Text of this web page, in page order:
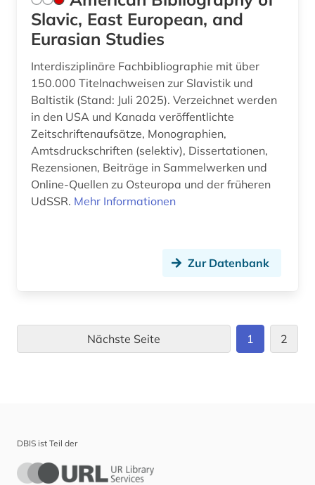
Slavic, East European, and
Eurasian Studies
Interdisziplinäre Fachbibliographie mit über
150.000 Titelnachweisen zur Slavistik und
Baltistik (Stand: Juli 2025). Verzeichnet werden
in den USA und Kanada veröffentlichte
Zeitschriftenaufsätze, Monographien,
Amtsdruckschriften (selektiv), Dissertationen,
Rezensionen, Beiträge in Sammelwerken und
Online-Quellen zu Osteuropa und der früheren
UdSSR. Mehr Informationen
Zur Datenbank
Nächste Seite 1 2
DBIS ist Teil der